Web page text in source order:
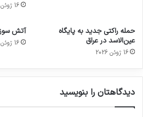
16 ژوئن 2026
حمله راکتی جدید به پایگاه
عین‌الاسد در عراق
16 ژوئن 2026
آتش
16 ژوئن 2026
دیدگاهتان را بنویسید